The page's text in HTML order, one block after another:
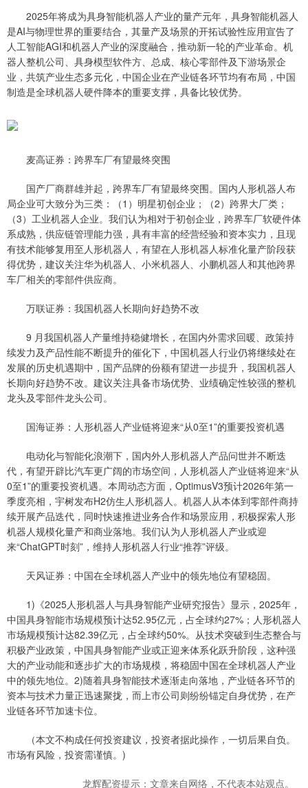
2025年将成为具身智能机器人产业的量产元年，具身智能机器人
是AI与物理世界的重要结合，其量产及场景的开拓试验性应用宣告了
人工智能AGI和机器人产业的深度融合，推动新一轮的产业革命。机
器人整机公司、具身模型软件方、总成、核心零部件及下游场景企
业，共筑产业生态多元化，中国企业在产业链各环节均有布局，中国
制造是全球机器人硬件降本的重要支撑，具备比较优势。
麦高证券：跨界车厂有望最终突围
国产厂商群雄并起，跨界车厂有望最终突围。国内人形机器人布
局企业可大致分为三类：（1）明星初创企业；（2）跨界大厂类；
（3）工业机器人企业。我们认为相对于初创企业，跨界车厂软硬件体
系成熟，供应链管理能力强，具有丰富的经营经验和资本实力，且现
有技术能够复用至人形机器人，有望在人形机器人标准化量产阶段获
得优势，建议关注华为机器人、小米机器人、小鹏机器人和其他跨界
车厂相关的零部件供应商。
万联证券：我国机器人长期向好趋势不改
9 月我国机器人产量维持稳健增长，在国内外需求回暖、政策持
续发力及产品性能不断提升的催化下，中国机器人行业仍将继续处在
发展的历史机遇期中，国产品牌的份额有望进一步提升，我国机器人
长期向好趋势不改。建议关注具备市场优势、业绩确定性较强的整机
龙头及零部件龙头公司。
国海证券：人形机器人产业链将迎来“从0至1”的重要投资机遇
电动化与智能化浪潮下，国内外人形机器人产品问世并不断迭
代，有望开辟比汽车更广阔的市场空间，人形机器人产业链将迎来“从
0至1”的重要投资机遇。本周动态方面，OptimusV3预计2026年第一
季度亮相，宇树发布H2仿生人形机器人。机器人从本体到零部件商持
续开展产品迭代，同时快速推进业务合作和场景应用，积极探索人形
机器人规模化量产和商业落地。我们认为人形机器人产业或迎
来“ChatGPT时刻”，维持人形机器人行业“推荐”评级。
天风证券：中国在全球机器人产业中的领先地位有望稳固。
1)《2025人形机器人与具身智能产业研究报告》显示，2025年，
中国具身智能市场规模预计达52.95亿元，占全球约27%；人形机器人
市场规模预计达82.39亿元，占全球约50%。从技术突破到生态整合与
积极产业政策，中国具身智能产业或正迎来体系化跃升阶段，这种强
大的产业动能和逐步扩大的市场规模，将稳固中国在全球机器人产业
中的领先地位。2)随着具身智能技术逐渐走向落地，产业链各环节的
资本与技术力量正迅速聚拢，而上市公司则纷纷锚定自身优势，在产
业链各环节加速卡位。
（本文不构成任何投资建议，投资者据此操作，一切后果自负。
市场有风险，投资需谨慎。)
龙辉配资提示：文章来自网络，不代表本站观点。